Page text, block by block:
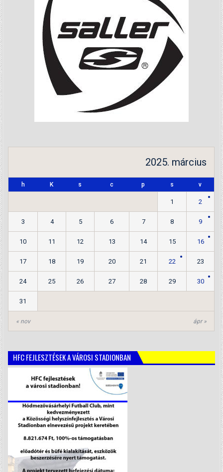
2025. március
h K s c p s v
« nov ápr »
1 2
3 4 5 6 7 8 9
10 11 12 13 14 15 16
17 18 19 20 21 22 23
24 25 26 27 28 29 30
31
HFC FEJLESZTÉSEK A VÁROSI STADIONBAN